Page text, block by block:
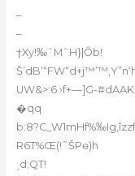
–
–
†Xy!‰ˆMˆH}|Ȏb!
UW&>:6 ›f+—]G-
�qq
R6T%Œ(!˜ŠPө)h
ˏd;QT!